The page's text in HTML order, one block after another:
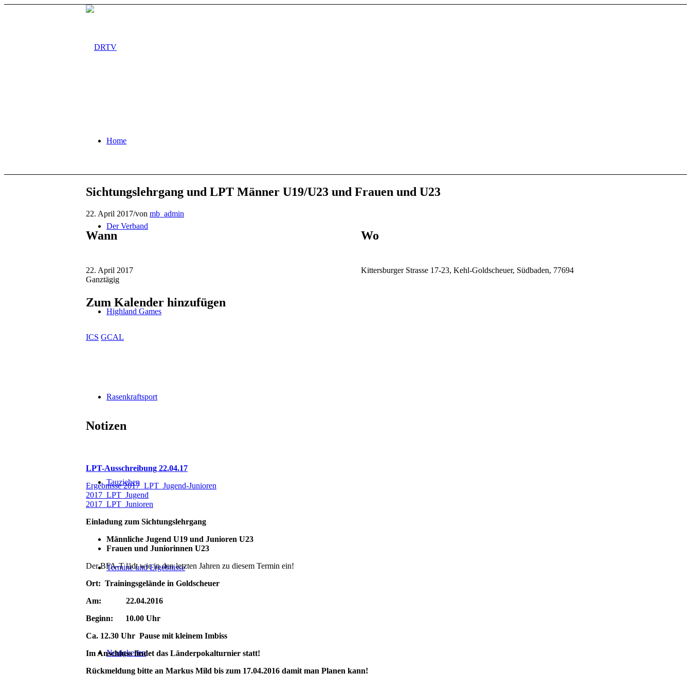
Home
Der Verband
Highland Games
Rasenkraftsport
Tauziehen
Termine und Ergebnisse
Neuigkeiten
Sichtungslehrgang und LPT Männer U19/U23 und Frauen und U23
22. April 2017/von mb_admin
Wann
22. April 2017
Ganztägig
Wo
Kittersburger Strasse 17-23, Kehl-Goldscheuer, Südbaden, 77694
Zum Kalender hinzufügen
ICS GCAL
Notizen
LPT-Ausschreibung 22.04.17
Ergebnisse 2017_LPT_Jugend-Junioren
2017_LPT_Jugend
2017_LPT_Junioren
Einladung zum Sichtungslehrgang
Männliche Jugend U19 und Junioren U23
Frauen und Juniorinnen U23
Der BFA-T lädt wie in den letzten Jahren zu diesem Termin ein!
Ort: Trainingsgelände in Goldscheuer
Am: 22.04.2016
Beginn: 10.00 Uhr
Ca. 12.30 Uhr Pause mit kleinem Imbiss
Im Anschluss findet das Länderpokalturnier statt!
Rückmeldung bitte an Markus Mild bis zum 17.04.2016 damit man Planen kann!